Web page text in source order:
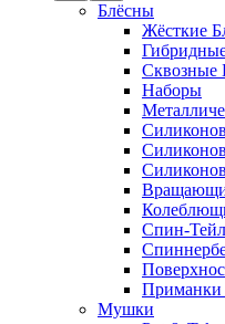
Блёсны
Жёсткие
Сквозные
Наборы
Спин-
Приманки
Мушки